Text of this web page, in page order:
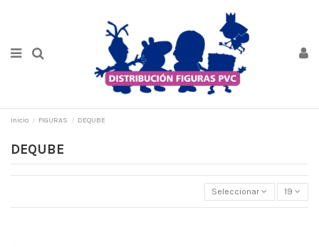
Inicio FIGURAS DEQUBE
DEQUBE
Seleccionar 19